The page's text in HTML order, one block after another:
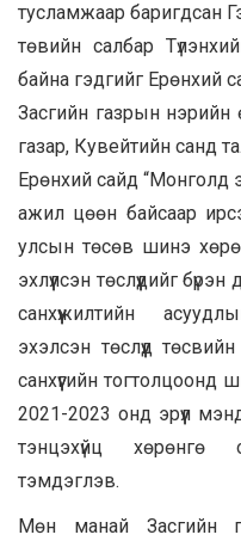
тусламжаар баригдсан
төвийн салбар
байна гэдгийг Ерөнхий
Засгийн газрын
газар, Кувейтийн санд
Ерөнхий сайд “Монголд
ажил цөөн байсаар
улсын төсөв шинэ
эхлүүлсэн төслүүдийг
санхүүжилтийн
эхэлсэн төслүүд
санхүүгийн
2021-2023 онд эрүүл
тэнцэхүйц хөрөнгө
тэмдэглэв.
Мөн манай Засгийн